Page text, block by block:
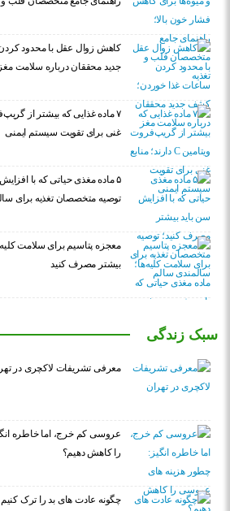
کاهش زوال عقل با محدود
جدید محققان درباره سلامت مغز
غنی برای تقویت سیستم ایمنی
۵ ماده مغذی حیاتی که با
توصیه متخصصان تغذیه برای
معجزه پتاسیم برای سلامت
بیشتر مصرف کنید
سبک زندگی
معرفی تشریفات لاکچری در
عروسی کم خرج، اما خاطره
را کاهش دهیم؟
چگونه عادت‌ های بد را ترک